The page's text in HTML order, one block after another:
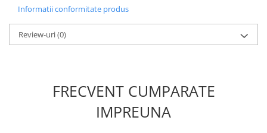
Informatii conformitate produs
Review-uri(0)
FRECVENT CUMPARATE
IMPREUNA